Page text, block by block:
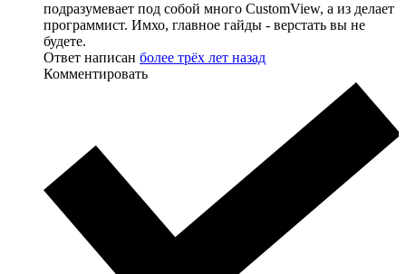
подразумевает под собой много CustomView, а из делает
программист. Имхо, главное гайды - верстать вы не
будете.
Ответ написан более трёх лет назад
Комментировать